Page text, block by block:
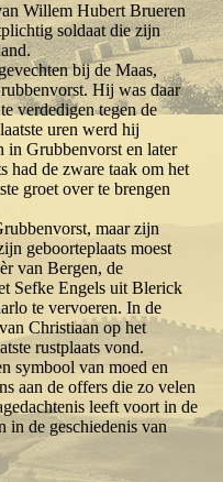
Willem Hubert Brueren
soldaat die zijn
bij de Maas,
Hij was daar
verdedigen tegen de
uren werd hij
in Grubbenvorst en later
had de zware taak om het
groet over te brengen
maar zijn
geboorteplaats moest
van Bergen, de
Sefke Engels uit Blerick
te vervoeren. In de
Christiaan op het
rustplaats vond.
symbool van moed en
aan de offers die zo velen
leeft voort in de
in de geschiedenis van